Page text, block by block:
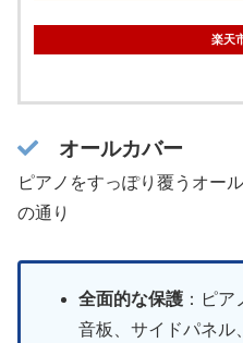
楽天
オールカバー
ピアノをすっぽり覆うオー
の通り
全面的な保護 ：ピ
音板、サイドパネル